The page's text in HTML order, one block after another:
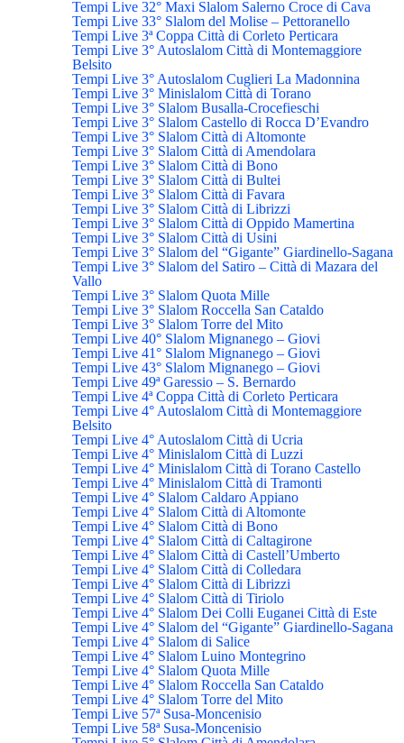
Tempi Live 32° Maxi Slalom Salerno Croce di Cava
Tempi Live 33° Slalom del Molise – Pettoranello
Tempi Live 3ª Coppa Città di Corleto Perticara
Tempi Live 3° Autoslalom Città di Montemaggiore
Belsito
Tempi Live 3° Autoslalom Cuglieri La Madonnina
Tempi Live 3° Minislalom Città di Torano
Tempi Live 3° Slalom Busalla-Crocefieschi
Tempi Live 3° Slalom Castello di Rocca D’Evandro
Tempi Live 3° Slalom Città di Altomonte
Tempi Live 3° Slalom Città di Amendolara
Tempi Live 3° Slalom Città di Bono
Tempi Live 3° Slalom Città di Bultei
Tempi Live 3° Slalom Città di Favara
Tempi Live 3° Slalom Città di Librizzi
Tempi Live 3° Slalom Città di Oppido Mamertina
Tempi Live 3° Slalom Città di Usini
Tempi Live 3° Slalom del “Gigante” Giardinello-Sagana
Tempi Live 3° Slalom del Satiro – Città di Mazara del
Vallo
Tempi Live 3° Slalom Quota Mille
Tempi Live 3° Slalom Roccella San Cataldo
Tempi Live 3° Slalom Torre del Mito
Tempi Live 40° Slalom Mignanego – Giovi
Tempi Live 41° Slalom Mignanego – Giovi
Tempi Live 43° Slalom Mignanego – Giovi
Tempi Live 49ª Garessio – S. Bernardo
Tempi Live 4ª Coppa Città di Corleto Perticara
Tempi Live 4° Autoslalom Città di Montemaggiore
Belsito
Tempi Live 4° Autoslalom Città di Ucria
Tempi Live 4° Minislalom Città di Luzzi
Tempi Live 4° Minislalom Città di Torano Castello
Tempi Live 4° Minislalom Città di Tramonti
Tempi Live 4° Slalom Caldaro Appiano
Tempi Live 4° Slalom Città di Altomonte
Tempi Live 4° Slalom Città di Bono
Tempi Live 4° Slalom Città di Caltagirone
Tempi Live 4° Slalom Città di Castell’Umberto
Tempi Live 4° Slalom Città di Colledara
Tempi Live 4° Slalom Città di Librizzi
Tempi Live 4° Slalom Città di Tiriolo
Tempi Live 4° Slalom Dei Colli Euganei Città di Este
Tempi Live 4° Slalom del “Gigante” Giardinello-Sagana
Tempi Live 4° Slalom di Salice
Tempi Live 4° Slalom Luino Montegrino
Tempi Live 4° Slalom Quota Mille
Tempi Live 4° Slalom Roccella San Cataldo
Tempi Live 4° Slalom Torre del Mito
Tempi Live 57ª Susa-Moncenisio
Tempi Live 58ª Susa-Moncenisio